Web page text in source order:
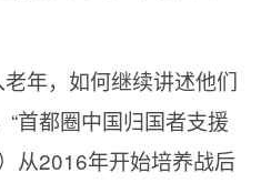
年，如何继续讲述他们
首都圈中国归国者支援
从2016年开始培养战后